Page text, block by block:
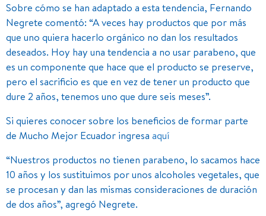
Sobre cómo se han adaptado a esta tendencia, Fernando
Negrete comentó: “A veces hay productos que por más
que uno quiera hacerlo orgánico no dan los resultados
deseados. Hoy hay una tendencia a no usar parabeno, que
es un componente que hace que el producto se preserve,
pero el sacrificio es que en vez de tener un producto que
dure 2 años, tenemos uno que dure seis meses”.
Si quieres conocer sobre los beneficios de formar parte
de Mucho Mejor Ecuador ingresa aquí
“Nuestros productos no tienen parabeno, lo sacamos hace
10 años y los sustituimos por unos alcoholes vegetales, que
se procesan y dan las mismas consideraciones de duración
de dos años”, agregó Negrete.